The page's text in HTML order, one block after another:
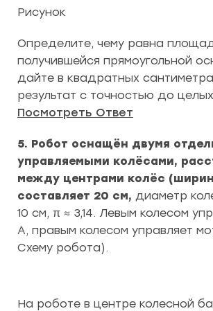
Рисунок
Определите, чему равна
получившейся прямоугольной
дайте в квадратных
результат с точностью до
Посмотреть Ответ
5. Робот оснащён двумя
управляемыми колёсами,
между центрами колёс
составляет 20 см, диаметр
10 см, π ≈ 3,14. Левым колесом
А, правым колесом управляет
Схему робота).
На роботе в центре колесной